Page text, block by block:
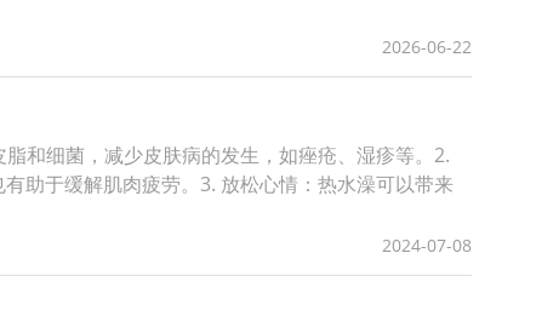
2026-06-22
和细菌，减少皮肤病的发生，如痤疮、湿疹等。2.
助于缓解肌肉疲劳。3. 放松心情：热水澡可以带来
2024-07-08